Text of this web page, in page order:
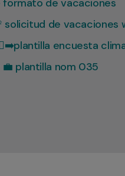
de vacaciones
solicitud de vacaciones
encuesta
plantilla nom 035